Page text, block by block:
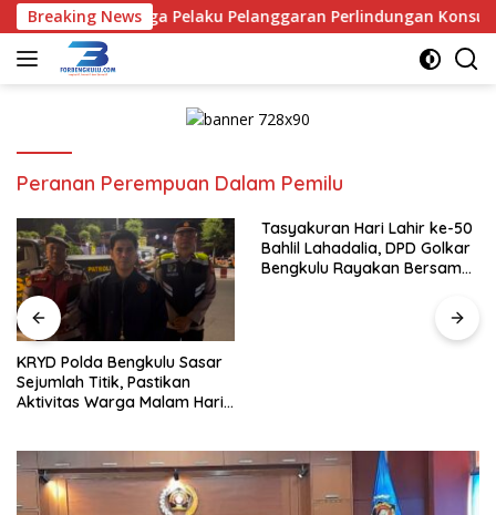
Langsung
ke
konten
Breaking News
Terduga Pelaku Pelanggaran Perlindungan Konsumen
Peranan Perempuan Dalam Pemilu
KRYD Polda Bengkulu Sasar
Sejumlah Titik, Pastikan
Aktivitas Warga Malam Hari
Tasyakuran Hari Lahir ke-50
Bahlil Lahadalia, DPD Golkar
Bengkulu Rayakan Bersama